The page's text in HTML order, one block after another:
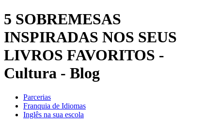
5 SOBREMESAS
INSPIRADAS NOS SEUS
LIVROS FAVORITOS -
Cultura - Blog
Parcerias
Franquia de Idiomas
Inglês na sua escola